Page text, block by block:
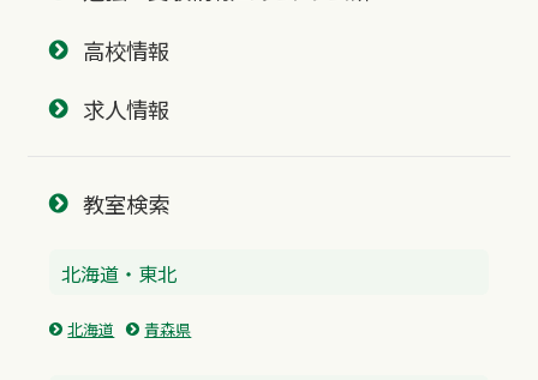
高校情報
求人情報
教室検索
北海道・東北
北海道 青森県